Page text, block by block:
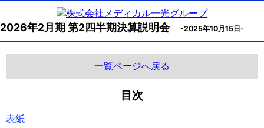
2026年2月期 第2四半期決算説明会 -2025年10月15日-
一覧ページへ戻る
目次
表紙